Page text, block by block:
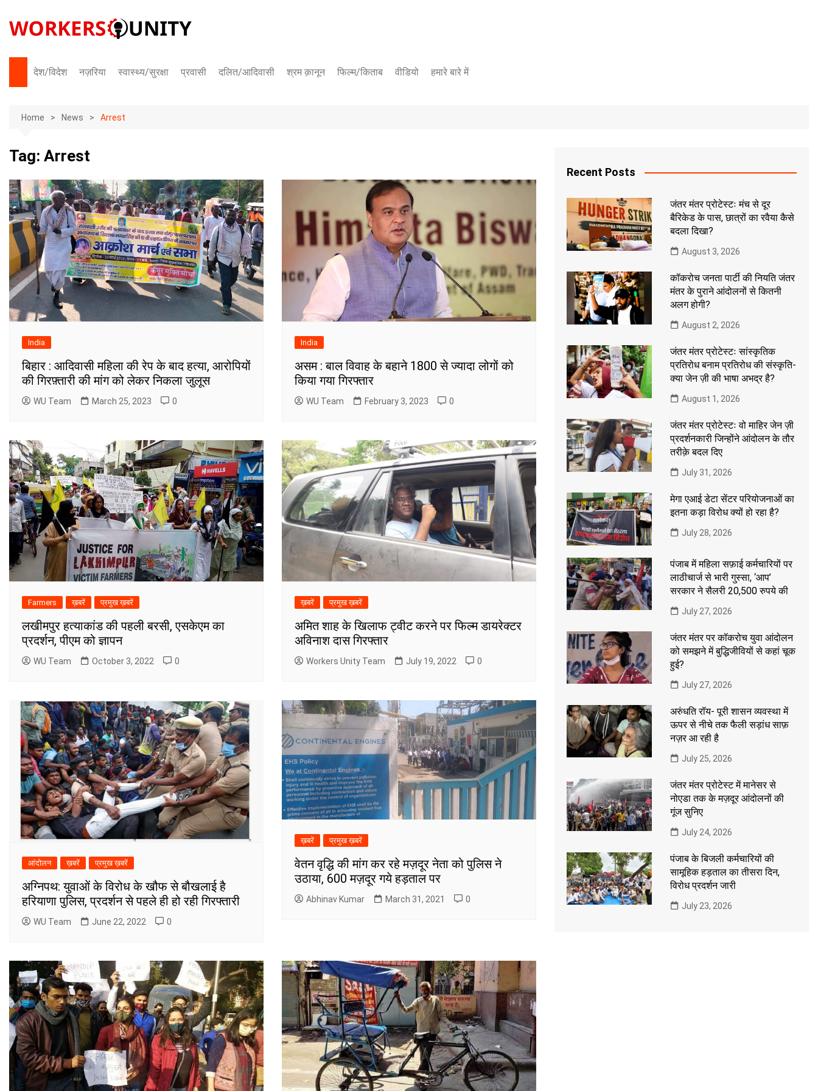
content
देश/विदेश
अंतराष्ट्रीय
नज़रिया स्वास्थ्य/सुरक्षा प्रवासी दलित/आदिवासी श्रम क़ानून फिल्म/किताब वीडियो हमारे बारे में
Home News Arrest
Tag: Arrest
India
बिहार : आदिवासी महिला की रेप के बाद हत्या, आरोपियों
की गिरफ़्तारी की मांग को लेकर निकला जुलूस
WU Team March 25, 2023 0
India
असम : बाल विवाह के बहाने 1800 से ज्यादा लोगों को
किया गया गिरफ्तार
WU Team February 3, 2023 0
Farmers ख़बरें प्रमुख ख़बरें
लखीमपुर हत्याकांड की पहली बरसी, एसकेएम का
प्रदर्शन, पीएम को ज्ञापन
WU Team October 3, 2022 0
ख़बरें प्रमुख ख़बरें
अमित शाह के खिलाफ ट्वीट करने पर फिल्म डायरेक्टर
अविनाश दास गिरफ्तार
Workers Unity Team July 19, 2022 0
आंदोलन ख़बरें प्रमुख ख़बरें
अग्निपथ: युवाओं के विरोध के खौफ से बौखलाई है
हरियाणा पुलिस, प्रदर्शन से पहले ही हो रही गिरफ्तारी
WU Team June 22, 2022 0
ख़बरें प्रमुख ख़बरें
वेतन वृद्धि की मांग कर रहे मज़दूर नेता को पुलिस ने
उठाया, 600 मज़दूर गये हड़ताल पर
Abhinav Kumar March 31, 2021 0
Recent Posts
जंतर मंतर प्रोटेस्टः मंच से दूर
बैरिकेड के पास, छात्रों का रवैया कैसे
बदला दिखा?
August 3, 2026
कॉकरोच जनता पार्टी की नियति जंतर
मंतर के पुराने आंदोलनों से कितनी
अलग होगी?
August 2, 2026
जंतर मंतर प्रोटेस्टः सांस्कृतिक
प्रतिरोध बनाम प्रतिरोध की संस्कृति-
क्या जेन ज़ी की भाषा अभद्र है?
August 1, 2026
जंतर मंतर प्रोटेस्टः वो माहिर जेन ज़ी
प्रदर्शनकारी जिन्होंने आंदोलन के तौर
तरीक़े बदल दिए
July 31, 2026
मेगा एआई डेटा सेंटर परियोजनाओं का
इतना कड़ा विरोध क्यों हो रहा है?
July 28, 2026
पंजाब में महिला सफ़ाई कर्मचारियों पर
लाठीचार्ज से भारी गुस्सा, ‘आप’
सरकार ने सैलरी 20,500 रुपये की
July 27, 2026
जंतर मंतर पर कॉकरोच युवा आंदोलन
को समझने में बुद्धिजीवियों से कहां चूक
हुई?
July 27, 2026
अरुंधति रॉय- पूरी शासन व्यवस्था में
ऊपर से नीचे तक फैली सड़ांध साफ़
नज़र आ रही है
July 25, 2026
जंतर मंतर प्रोटेस्ट में मानेसर से
नोएडा तक के मज़दूर आंदोलनों की
गूंज सुनिए
July 24, 2026
पंजाब के बिजली कर्मचारियों की
सामूहिक हड़ताल का तीसरा दिन,
विरोध प्रदर्शन जारी
July 23, 2026